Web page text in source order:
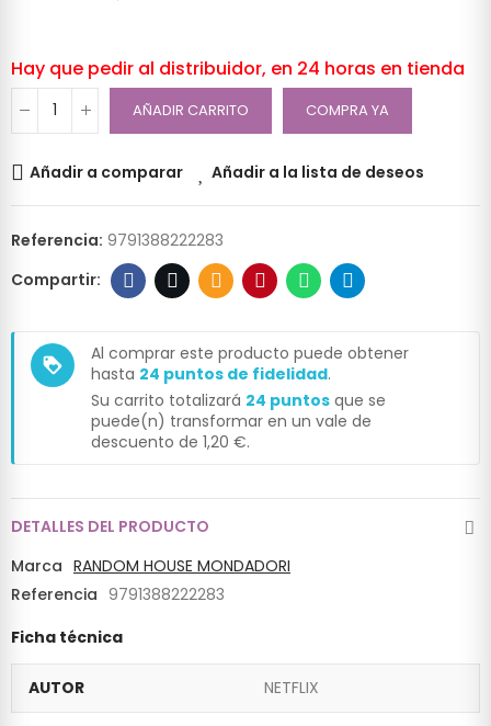
Hay que pedir al distribuidor, en 24 horas en tienda
AÑADIR CARRITO COMPRA YA
Añadir a comparar Añadir a la lista de deseos
Referencia: 9791388222283
loyalty
Al comprar este producto puede obtener
hasta 24 puntos de fidelidad.
Su carrito totalizará 24 puntos que se
puede(n) transformar en un vale de
descuento de 1,20 €.
DETALLES DEL PRODUCTO
Marca RANDOM HOUSE MONDADORI
Referencia 9791388222283
Ficha técnica
AUTOR NETFLIX